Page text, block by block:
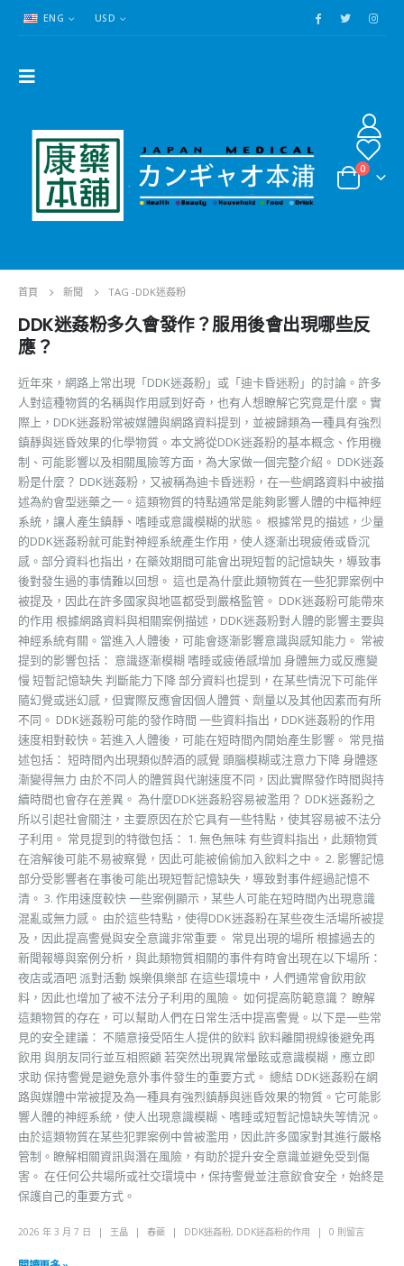
ENG USD
0
首頁 新聞 TAG -DDK迷姦粉
DDK迷姦粉多久會發作？服用後會出現哪些反
應？
近年來，網路上常出現「DDK迷姦粉」或「迪卡昏迷粉」的討論。許多
人對這種物質的名稱與作用感到好奇，也有人想瞭解它究竟是什麼。實
際上，DDK迷姦粉常被媒體與網路資料提到，並被歸類為一種具有強烈
鎮靜與迷昏效果的化學物質。本文將從DDK迷姦粉的基本概念、作用機
制、可能影響以及相關風險等方面，為大家做一個完整介紹。 DDK迷姦
粉是什麼？ DDK迷姦粉，又被稱為迪卡昏迷粉，在一些網路資料中被描
述為約會型迷藥之一。這類物質的特點通常是能夠影響人體的中樞神經
系統，讓人產生鎮靜、嗜睡或意識模糊的狀態。 根據常見的描述，少量
的DDK迷姦粉就可能對神經系統產生作用，使人逐漸出現疲倦或昏沉
感。部分資料也指出，在藥效期間可能會出現短暫的記憶缺失，導致事
後對發生過的事情難以回想。 這也是為什麼此類物質在一些犯罪案例中
被提及，因此在許多國家與地區都受到嚴格監管。 DDK迷姦粉可能帶來
的作用 根據網路資料與相關案例描述，DDK迷姦粉對人體的影響主要與
神經系統有關。當進入人體後，可能會逐漸影響意識與感知能力。 常被
提到的影響包括： 意識逐漸模糊 嗜睡或疲倦感增加 身體無力或反應變
慢 短暫記憶缺失 判斷能力下降 部分資料也提到，在某些情況下可能伴
隨幻覺或迷幻感，但實際反應會因個人體質、劑量以及其他因素而有所
不同。 DDK迷姦粉可能的發作時間 一些資料指出，DDK迷姦粉的作用
速度相對較快。若進入人體後，可能在短時間內開始產生影響。 常見描
述包括： 短時間內出現類似醉酒的感覺 頭腦模糊或注意力下降 身體逐
漸變得無力 由於不同人的體質與代謝速度不同，因此實際發作時間與持
續時間也會存在差異。 為什麼DDK迷姦粉容易被濫用？ DDK迷姦粉之
所以引起社會關注，主要原因在於它具有一些特點，使其容易被不法分
子利用。 常見提到的特徵包括： 1. 無色無味 有些資料指出，此類物質
在溶解後可能不易被察覺，因此可能被偷偷加入飲料之中。 2. 影響記憶
部分受影響者在事後可能出現短暫記憶缺失，導致對事件經過記憶不
清。 3. 作用速度較快 一些案例顯示，某些人可能在短時間內出現意識
混亂或無力感。 由於這些特點，使得DDK迷姦粉在某些夜生活場所被提
及，因此提高警覺與安全意識非常重要。 常見出現的場所 根據過去的
新聞報導與案例分析，與此類物質相關的事件有時會出現在以下場所：
夜店或酒吧 派對活動 娛樂俱樂部 在這些環境中，人們通常會飲用飲
料，因此也增加了被不法分子利用的風險。 如何提高防範意識？ 瞭解
這類物質的存在，可以幫助人們在日常生活中提高警覺。以下是一些常
見的安全建議： 不隨意接受陌生人提供的飲料 飲料離開視線後避免再
飲用 與朋友同行並互相照顧 若突然出現異常暈眩或意識模糊，應立即
求助 保持警覺是避免意外事件發生的重要方式。 總結 DDK迷姦粉在網
路與媒體中常被提及為一種具有強烈鎮靜與迷昏效果的物質。它可能影
響人體的神經系統，使人出現意識模糊、嗜睡或短暫記憶缺失等情況。
由於這類物質在某些犯罪案例中曾被濫用，因此許多國家對其進行嚴格
管制。瞭解相關資訊與潛在風險，有助於提升安全意識並避免受到傷
害。 在任何公共場所或社交環境中，保持警覺並注意飲食安全，始終是
保護自己的重要方式。
2026 年 3 月 7 日 王晶 春藥 DDK迷姦粉, DDK迷姦粉的作用 0 則留言